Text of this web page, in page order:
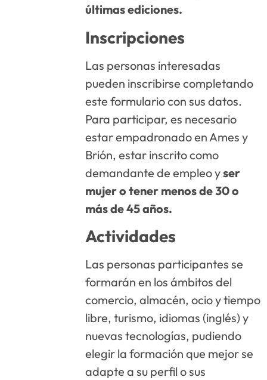
últimas ediciones.
Inscripciones
Las personas interesadas
pueden inscribirse completando
este formulario con sus datos.
Para participar, es necesario
estar empadronado en Ames y
Brión, estar inscrito como
demandante de empleo yser
mujer o tener menos de 30 o
más de 45 años.
Actividades
Las personas participantes se
formarán en los ámbitos del
comercio, almacén, ocio y tiempo
libre, turismo, idiomas (inglés) y
nuevas tecnologías, pudiendo
elegir la formación que mejor se
adapte a su perfil o sus